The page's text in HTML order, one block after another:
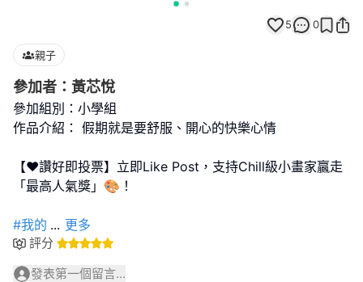
5 0
親子
參加者：黃芯悅
參加組別：小學組
作品介紹： 假期就是要舒服、開心的快樂心情
【❤️讚好即投票】立即Like Post，支持Chill級小畫家贏走
「最高人氣獎」🎨！
#我的 ... 更多
評分
發表第一個留言...